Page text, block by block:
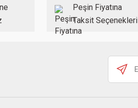
Gönder
Peşin Fiyatına
Taksit Seçenekleri